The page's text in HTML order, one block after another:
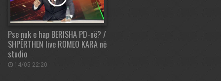
Pse nuk e hap BERISHA PD-në? /
SHPËRTHEN live ROMEO KARA në
studio
14/05 22:20